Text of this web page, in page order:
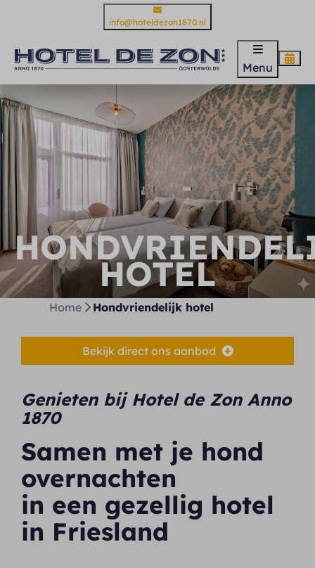
info@hoteldezon1870.nl
Menu
HOTEL
Home Hondvriendelijk hotel
Bekijk direct ons aanbod
Genieten bij Hotel de Zon Anno
1870
Samen met je hond
overnachten
in een gezellig hotel
in Friesland